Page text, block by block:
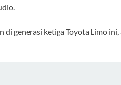
di generasi ketiga Toyota Limo